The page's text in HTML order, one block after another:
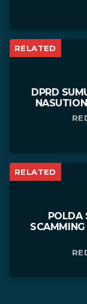
RELATED
DPRD
RELATED
POLDA
SCAMMING